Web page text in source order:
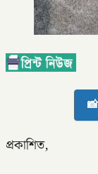
প্রকাশিত,